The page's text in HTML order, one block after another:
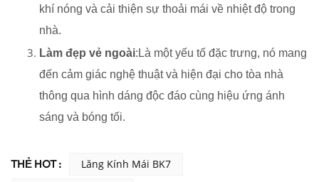
khí nóng và cải thiện sự thoải mái về nhiệt độ trong
nhà.
Làm đẹp vẻ ngoài:Là một yếu tố đặc trưng, ​​nó mang
đến cảm giác nghệ thuật và hiện đại cho tòa nhà
thông qua hình dáng độc đáo cùng hiệu ứng ánh
sáng và bóng tối.
THẺ HOT :
Lăng Kính Mái BK7